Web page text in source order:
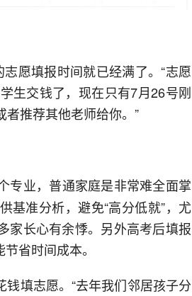
愿填报时间就已经满了。“志愿
生交钱了，现在只有7月26号刚
推荐其他老师给你。”
专业，普通家庭是非常难全面掌
基准分析，避免“高分低就”，尤
家长心有余悸。另外高考后填报
省时间成本。
填志愿。“去年我们邻居孩子分